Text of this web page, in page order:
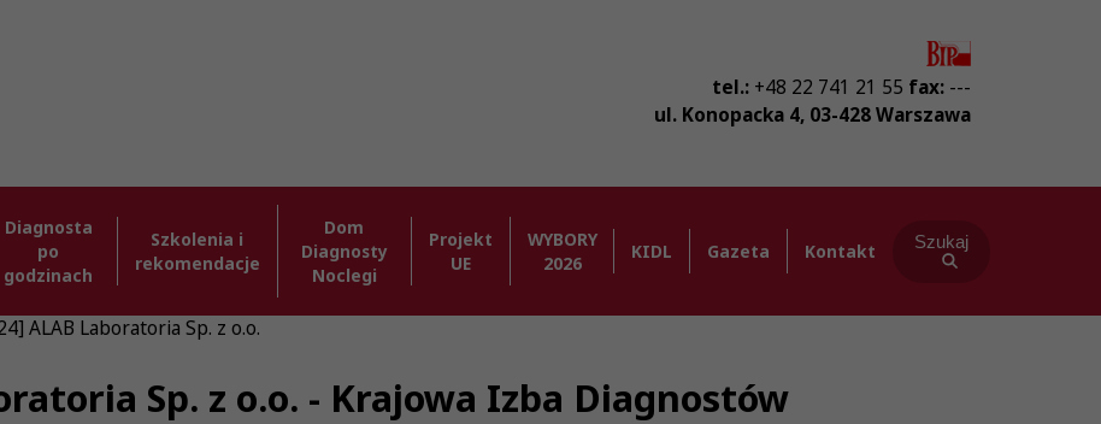
tel.: +48 22 741 21 55 fax: ---
ul. Konopacka 4, 03-428Warszawa
Diagnosta
po
godzinach
Szkolenia i
rekomendacje
Dom
Diagnosty
Noclegi
Projekt
UE
WYBORY
2026
KIDL Gazeta Kontakt Szukaj
ALAB Laboratoria Sp. z o.o.
Sp. z o.o. - Krajowa Izba Diagnostów